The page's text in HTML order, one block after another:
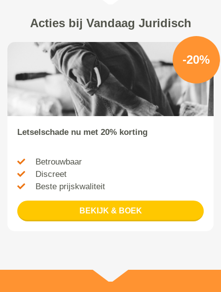
Acties bij Vandaag Juridisch
-20%
Letselschade nu met 20% korting
Betrouwbaar
Discreet
Beste prijskwaliteit
BEKIJK & BOEK